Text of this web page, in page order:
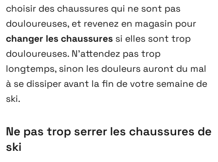
choisir des chaussures qui ne sont pas
douloureuses, et revenez en magasin pour
changer les chaussures si elles sont trop
douloureuses. N’attendez pas trop
longtemps, sinon les douleurs auront du mal
à se dissiper avant la fin de votre semaine de
ski.
Ne pas trop serrer les chaussures de
ski